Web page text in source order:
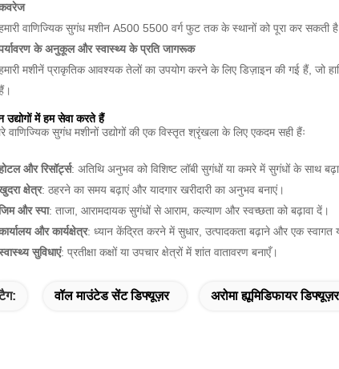
वाणिज्यिक सुगंध मशीन A500 5500 वर्ग फुट तक के स्थानों को पूरा कर सकती
के अनुकूल और स्वास्थ्य के प्रति जागरूक
मशीनें प्राकृतिक आवश्यक तेलों का उपयोग करने के लिए डिज़ाइन की गई हैं, जो
उद्योगों में हम सेवा करते हैं
वाणिज्यिक सुगंध मशीनों उद्योगों की एक विस्तृत श्रृंखला के लिए एकदम सही हैंः
और रिसॉर्ट्स: अतिथि अनुभव को विशिष्ट लॉबी सुगंधों या कमरे में सुगंधों के साथ
क्षेत्र: ठहरने का समय बढ़ाएं और यादगार खरीदारी का अनुभव बनाएं।
और स्पा: ताजा, आरामदायक सुगंधों से आराम, कल्याण और स्वच्छता को बढ़ावा दें।
और कार्यक्षेत्र: ध्यान केंद्रित करने में सुधार, उत्पादकता बढ़ाने और एक स्वागत
सुविधाएं: प्रतीक्षा कक्षों या उपचार क्षेत्रों में शांत वातावरण बनाएँ।
वॉल माउंटेड सेंट डिफ्यूज़र अरोमा ह्यूमिडिफायर डिफ्यूज़र